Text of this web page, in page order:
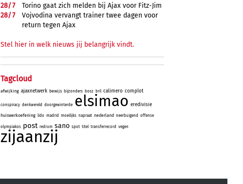
28/7
Torino gaat zich melden bij Ajax voor Fitz-Jim
28/7
Vojvodina vervangt trainer twee dagen voor
return tegen Ajax
Stel hier in welk nieuws jij belangrijk vindt.
Tagcloud
afwijking ajaxnetwerk bewijs bijzonders bosz bril calimero complot
conspiracy denkwereld doorgewinterde elsimao eredivisie
huiswerkoefening lido madrid moeilijks napraat nederland neerbuigend offense
olympiakos post redrum sano spot titel transferrecord vegen
zijaanzij